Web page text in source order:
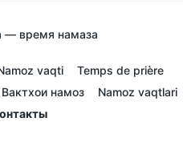
— время намаза
vaqti
Temps de prière
Вактхои намоз
Namoz vaqtlari